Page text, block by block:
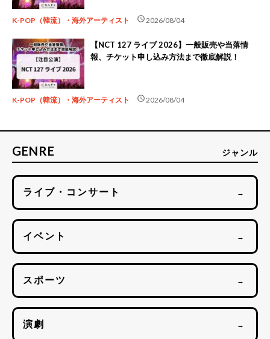
K-POP（韓流）・海外アーティスト schedule2026/08/04
【NCT 127 ライブ 2026】一般販売や当落情
報、チケット申し込み方法まで徹底解説！
K-POP（韓流）・海外アーティスト schedule2026/08/04
GENRE ジャンル
ライブ・コンサート →
イベント →
スポーツ →
演劇 →